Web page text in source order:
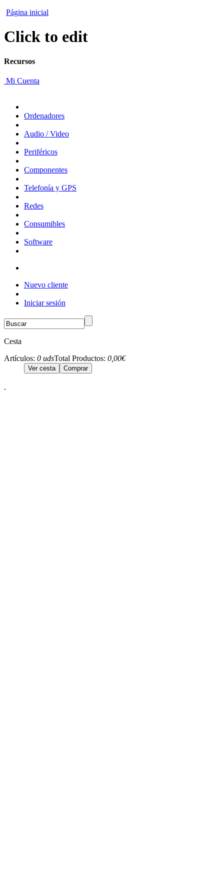
Página inicial
Click to edit
Recursos
Mi Cuenta
Ordenadores
Audio / Video
Periféricos
Componentes
Telefonía y GPS
Redes
Consumibles
Software
Nuevo cliente
Iniciar sesión
Cesta
Artículos: 0 udsTotal Productos: 0,00€